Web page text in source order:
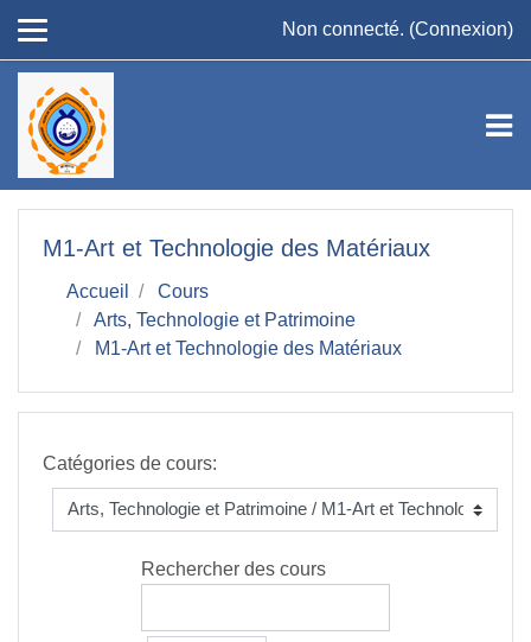
Non connecté. (Connexion)
M1-Art et Technologie des Matériaux
Accueil
Cours
Arts, Technologie et Patrimoine
M1-Art et Technologie des Matériaux
Catégories de cours:
Rechercher des cours